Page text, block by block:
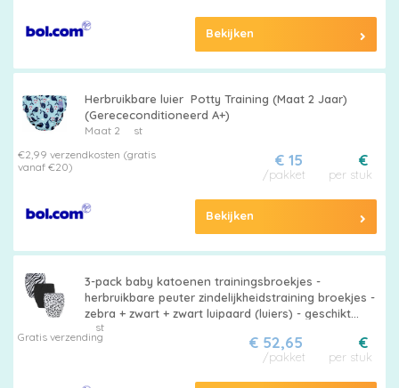
Series
Merken
vergelijken
Bekijken
Herbruikbare luier ‎ Potty Training (Maat 2 Jaar)
(Gerececonditioneerd A+)
Maat 2
st
€2,99 verzendkosten (gratis
vanaf €20)
€
per stuk
€ 15
/pakket
Bekijken
3-pack baby katoenen trainingsbroekjes -
herbruikbare peuter zindelijkheidstraining broekjes -
zebra + zwart + zwart luipaard (luiers) - geschikt
voor jongens en meisjes van 12-18 kg
st
Gratis verzending €
per stuk
€ 52,65
/pakket